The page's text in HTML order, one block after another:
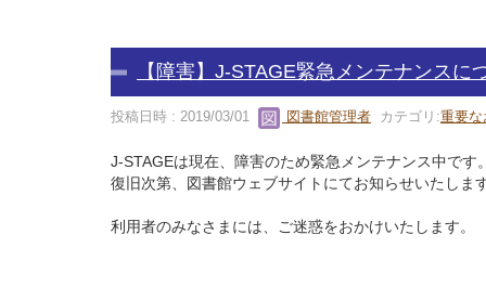
【障害】J-STAGE緊急メンテナンスに
投稿日時 : 2019/03/01 図書館管理者 カテゴリ:重要な
J-STAGEは現在、障害のため緊急メンテナンス中です。
復旧次第、図書館ウェブサイトにてお知らせいたします
利用者のみなさまには、ご迷惑をおかけいたします。